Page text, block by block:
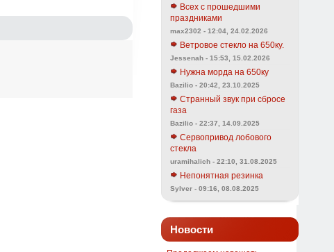
Всех с прошедшими
праздниками
max2302 - 12:04, 24.02.2026
Ветровое стекло на 650ку.
Jessenah - 15:53, 15.02.2026
Нужна морда на 650ку
Bazilio - 20:42, 23.10.2025
Странный звук при сбросе
газа
Bazilio - 22:37, 14.09.2025
Сервопривод лобового
стекла
uramihalich - 22:10, 31.08.2025
Непонятная резинка
Sylver - 09:16, 08.08.2025
Новости